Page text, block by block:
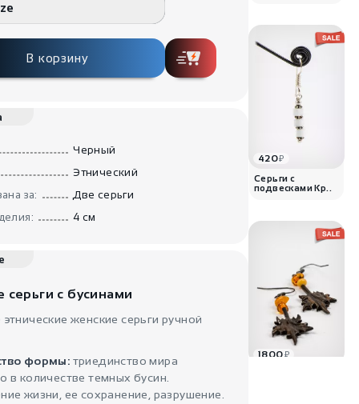
В корзину
Черный
Этнический
за:
Две серьги
4 см
серьги с бусинами
женские серьги ручной
формы: триединство мира
в количестве темных бусин.
жизни, ее сохранение, разрушение.
420₽
Серьги с
подвесками Кр..
1800₽